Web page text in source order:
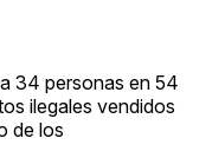
34 personas en 54
ilegales vendidos
de los